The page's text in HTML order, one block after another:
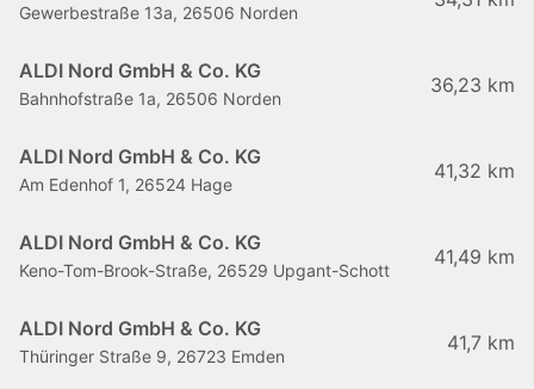
Gewerbestraße 13a, 26506 Norden
ALDI Nord GmbH & Co. KG
Bahnhofstraße 1a, 26506 Norden
36,23 km
ALDI Nord GmbH & Co. KG
Am Edenhof 1, 26524 Hage
41,32 km
ALDI Nord GmbH & Co. KG
Keno-Tom-Brook-Straße, 26529 Upgant-Schott
41,49 km
ALDI Nord GmbH & Co. KG
Thüringer Straße 9, 26723 Emden
41,7 km